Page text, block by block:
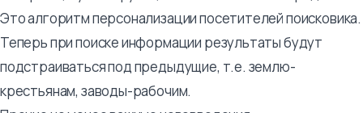
Это алгоритм персонализации посетителей поисковика.
Теперь при поиске информации результаты будут
подстраиваться под предыдущие, т.е. землю-
крестьянам, заводы-рабочим.